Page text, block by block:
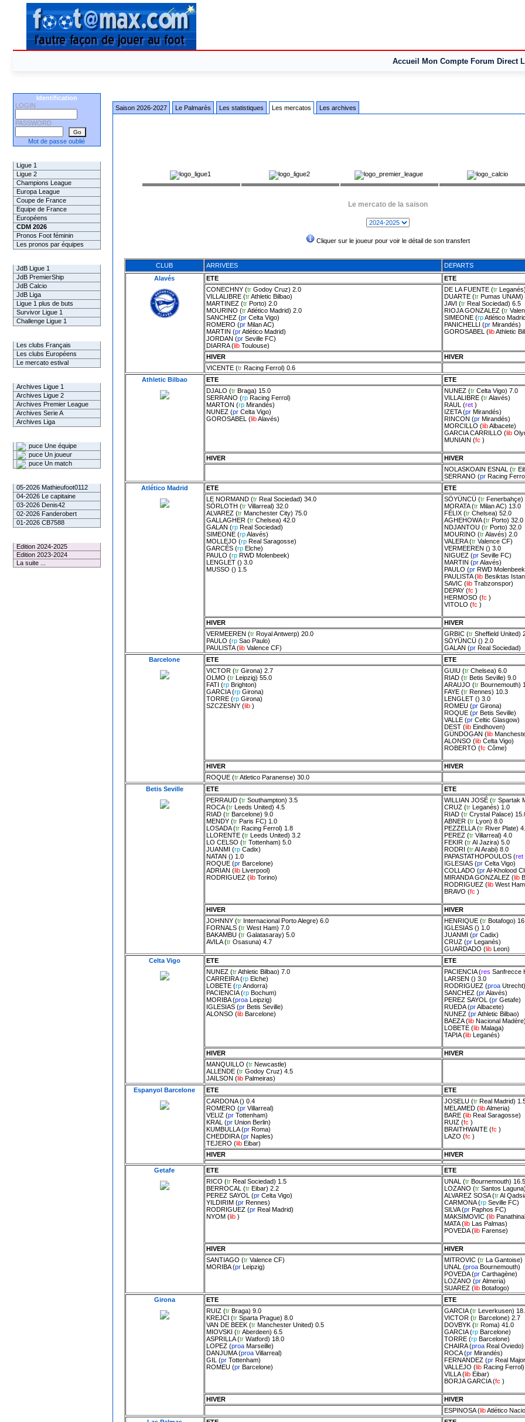
Accueil Mon Compte Forum Direct
Identification
LOGIN
PASSWORD
Mot de passe oublié
Ligue 1
Ligue 2
Champions League
Europa League
Coupe de France
Equipe de France
Européens
CDM 2026
Pronos Foot féminin
Les pronos par équipes
JdB Ligue 1
JdB PremierShip
JdB Calcio
JdB Liga
Ligue 1 plus de buts
Survivor Ligue 1
Challenge Ligue 1
Les clubs Français
Les clubs Européens
Le mercato estival
Archives Ligue 1
Archives Ligue 2
Archives Premier League
Archives Serie A
Archives Liga
Une équipe
Un joueur
Un match
05-2026 Mathieufoot0112
04-2026 Le capitaine
03-2026 Denis42
02-2026 Fanderobert
01-2026 CB7588
Edition 2024-2025
Edition 2023-2024
La suite ...
Saison 2026-2027 Le Palmarès Les statistiques Les mercatos Les archives
Le mercato de la saison
Cliquer sur le joueur pour voir le détail de son transfert
CLUB ARRIVEES
DEPARTS
Alavés
ETE
ETE
CONECHNY(tr Godoy Cruz) 2.0
VILLALIBRE(trAthletic Bilbao)
MARTINEZ(tr Porto) 2.0
MOURINO (trAtlético Madrid) 2.0
SANCHEZ(pr Celta Vigo)
ROMERO (pr Milan AC)
MARTIN (prAtlético Madrid)
JORDAN (pr Seville FC)
DIARRA(lib Toulouse)
DE LA FUENTE(tr Leganés
DUARTE(tr Pumas UNAM)
JAVI (tr Real Sociedad) 6.5
RIOJA GONZALEZ(tr
SIMEONE(rpAtlético
PANICHELLI (pr Mirandés)
GOROSABEL (libAthletic
HIVER
HIVER
VICENTE(tr Racing Ferrol) 0.6
Athletic Bilbao
ETE
ETE
DJALO (tr Braga) 15.0
SERRANO (rp Racing Ferrol)
MARTON (rp Mirandés)
NUNEZ(pr Celta Vigo)
GOROSABEL (libAlavés)
NUNEZ(tr Celta Vigo) 7.0
VILLALIBRE(trAlavés)
RAUL (ret )
IZETA(pr Mirandés)
RINCON (pr Mirandés)
MORCILLO (libAlbacete)
GARCIA CARRILLO (lib
MUNIAIN (fc )
HIVER
HIVER
NOLASKOAIN ESNAL (tr
SERRANO (pr Racing
Atlético Madrid
ETE
ETE
LE NORMAND(tr Real Sociedad) 34.0
SÖRLOTH (tr Villarreal) 32.0
ALVAREZ(tr Manchester City) 75.0
GALLAGHER(tr Chelsea) 42.0
GALAN (rp Real Sociedad)
SIMEONE(rpAlavés)
MOLLEJO (rp Real Saragosse)
GARCÉS(rp Elche)
PAULO (rp RWD Molenbeek)
LENGLET() 3.0
MUSSO () 1.5
SÖYÜNCÜ(tr Fenerbahçe)
MORATA(tr Milan AC) 13.0
FÉLIX(tr Chelsea) 52.0
AGHEHOWA(tr Porto) 32.0
NDJANTOU(tr Porto) 32.0
MOURINO (trAlavés) 2.0
VALERA(tr Valence CF)
VERMEEREN () 3.0
NIGUEZ(pr Seville FC)
MARTIN (prAlavés)
PAULO (pr RWD Molenbeek
PAULISTA(lib Besiktas
SAVIC(lib Trabzonspor)
DEPAY(fc )
HERMOSO (fc )
VITOLO (fc )
HIVER
HIVER
VERMEEREN (tr Royal Antwerp) 20.0
PAULO (rp Sao Paulo)
PAULISTA(lib Valence CF)
GRBIC(tr Sheffield United)
SÖYÜNCÜ() 2.0
GALAN (pr Real Sociedad)
Barcelone
ETE
ETE
VICTOR(tr Girona) 2.7
OLMO (tr Leipzig) 55.0
FATI (rp Brighton)
GARCIA(rp Girona)
TORRE(rp Girona)
SZCZESNY(lib )
GUIU(tr Chelsea) 6.0
RIAD(tr Betis Seville) 9.0
ARAUJO (tr Bournemouth)
FAYE(tr Rennes) 10.3
LENGLET() 3.0
ROMEU(pr Girona)
ROQUE(pr Betis Seville)
VALLE(pr Celtic Glasgow)
DEST(lib Eindhoven)
GÜNDOGAN (lib
ALONSO (lib Celta Vigo)
ROBERTO (fc Côme)
HIVER
HIVER
ROQUE(trAtletico Paranense) 30.0
Betis Seville
ETE
ETE
PERRAUD(tr Southampton) 3.5
ROCA(tr Leeds United) 4.5
RIAD(tr Barcelone) 9.0
MENDY(tr Paris FC) 1.0
LOSADA(tr Racing Ferrol) 1.8
LLORENTE(tr Leeds United) 3.2
LO CELSO (tr Tottenham) 5.0
JUANMI (rp Cadix)
NATAN () 1.0
ROQUE(pr Barcelone)
ADRIAN (lib Liverpool)
RODRIGUEZ(lib Torino)
WILLIAN JOSÉ(tr Spartak
CRUZ(tr Leganés) 1.0
RIAD(tr Crystal Palace)
ABNER(tr Lyon) 8.0
PEZZELLA(tr River Plate)
PEREZ(tr Villarreal) 4.0
FEKIR(trAl Jazira) 5.0
RODRI (trAl Arabi) 8.0
PAPASTATHOPOULOS(ret
IGLESIAS(pr Celta Vigo)
COLLADO (prAl-Kholood
MIRANDA GONZALEZ(lib
RODRIGUEZ(lib West Ham
BRAVO (fc )
HIVER
HIVER
JOHNNY(tr Internacional Porto Alegre) 6.0
FORNALS(tr West Ham) 7.0
BAKAMBU(tr Galatasaray) 5.0
AVILA(tr Osasuna) 4.7
HENRIQUE(tr Botafogo)
IGLESIAS() 1.0
JUANMI (pr Cadix)
CRUZ(pr Leganés)
GUARDADO (lib Leon)
Celta Vigo
ETE
ETE
NUNEZ(trAthletic Bilbao) 7.0
CARREIRA(rp Elche)
LOBETE(rpAndorra)
PACIENCIA(rp Bochum)
MORIBA(proa Leipzig)
IGLESIAS(pr Betis Seville)
ALONSO (lib Barcelone)
PACIENCIA(res Sanfrecce
LARSEN () 3.0
RODRIGUEZ(proa Utrecht)
SANCHEZ(prAlavés)
PEREZ SAYOL (pr Getafe)
RUEDA(prAlbacete)
NUNEZ(prAthletic Bilbao)
BAEZA(lib Nacional Madère)
LOBETE(lib Malaga)
TAPIA(lib Leganés)
HIVER
HIVER
MANQUILLO (tr Newcastle)
ALLENDE(tr Godoy Cruz) 4.5
JAILSON (lib Palmeiras)
Espanyol Barcelone
ETE
ETE
CARDONA() 0.4
ROMERO (pr Villarreal)
VELIZ(pr Tottenham)
KRAL (pr Union Berlin)
KUMBULLA(pr Roma)
CHEDDIRA(pr Naples)
TEJERO (lib Eibar)
JOSELU(tr Real Madrid)
MELAMED(libAlmeria)
BARE(lib Real Saragosse)
RUIZ(fc )
BRAITHWAITE(fc )
LAZO (fc )
HIVER HIVER
Getafe ETE
ETE
RICO (tr Real Sociedad) 1.5
BERROCAL (tr Eibar) 2.2
PEREZ SAYOL (pr Celta Vigo)
YILDIRIM(pr Rennes)
RODRIGUEZ(pr Real Madrid)
NYOM(lib )
UNAL (tr Bournemouth) 16.5
LOZANO (tr Santos Laguna
ALVAREZ SOSA(trAl
CARMONA(rp Seville FC)
SILVA(pr Paphos FC)
MAKSIMOVIC(lib
MATA(lib Las Palmas)
POVEDA(lib Farense)
HIVER
HIVER
SANTIAGO (tr Valence CF)
MORIBA(pr Leipzig)
MITROVIC(tr La Gantoise)
UNAL (proa Bournemouth)
POVEDA(pr Carthagène)
LOZANO (prAlmeria)
SUAREZ(lib Botafogo)
Girona
ETE
ETE
RUIZ(tr Braga) 9.0
KREJCI (tr Sparta Prague) 8.0
VAN DE BEEK(tr Manchester United) 0.5
MIOVSKI (trAberdeen) 6.5
ASPRILLA(tr Watford) 18.0
LOPEZ(proa Marseille)
DANJUMA(proa Villarreal)
GIL (pr Tottenham)
ROMEU(pr Barcelone)
GARCIA(tr Leverkusen)
VICTOR(tr Barcelone) 2.7
DOVBYK(tr Roma) 41.0
GARCIA(rp Barcelone)
TORRE(rp Barcelone)
CHAIRA(proa Real Oviedo)
ROCA(pr Mirandés)
FERNANDEZ(pr Real
VALLEJO (lib Racing Ferrol)
VILLA(lib Eibar)
BORJA GARCIA(fc )
HIVER
HIVER
ESPINOSA(libAtlético